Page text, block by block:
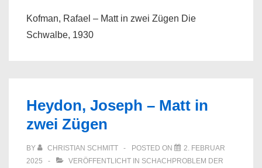
Kofman, Rafael – Matt in zwei Zügen Die
Schwalbe, 1930
Heydon, Joseph – Matt in
zwei Zügen
BY CHRISTIAN SCHMITT POSTED ON
2. FEBRUAR
2025
VERÖFFENTLICHT IN SCHACHPROBLEM DER